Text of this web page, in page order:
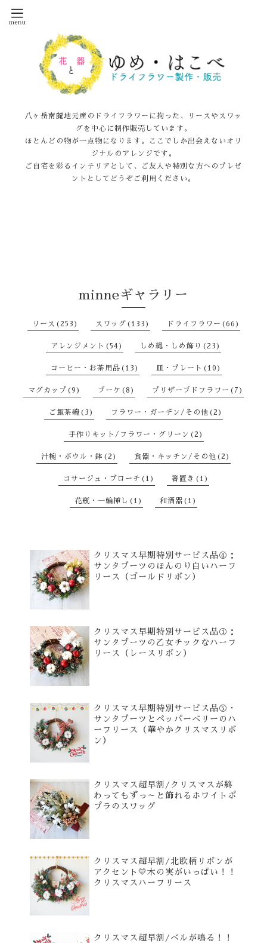
八ヶ岳南麓地元産のドライフラワーに拘った、リースやスワッ
グを中心に制作販売しています。
ほとんどの物が一点物になります。ここでしか出会えないオリ
ジナルのアレンジです。
ご自宅を彩るインテリアとして、ご友人や特別な方へのプレゼ
ントとしてどうぞご利用ください。
minneギャラリー
リース(253) スワッグ(133) ドライフラワー(66)
アレンジメント(54) しめ縄・しめ飾り(23)
コーヒー・お茶用品(13) 皿・プレート(10)
マグカップ(9) ブーケ(8) プリザーブドフラワー(7)
ご飯茶碗(3) フラワー・ガーデン/その他(2)
手作りキット/フラワー・グリーン(2)
汁椀・ボウル・鉢(2) 食器・キッチン/その他(2)
コサージュ・ブローチ(1) 箸置き(1)
花瓶・一輪挿し(1) 和酒器(1)
クリスマス早期特別サービス品④：
サンタブーツのほんのり白いハーフ
リース（ゴールドリボン）
クリスマス早期特別サービス品①：
サンタブーツの乙女チックなハーフ
リース（レースリボン）
クリスマス早期特別サービス品⑤・
サンタブーツとペッパーベリーのハ
ーフリース（華やかクリスマスリボ
ン）
クリスマス超早割/クリスマスが終
わってもずっ～と飾れるホワイトポ
プラのスワッグ
クリスマス超早割/北欧柄リボンが
アクセント💛木の実がいっぱい！！
クリスマスハーフリース
クリスマス超早割/ベルが鳴る！！